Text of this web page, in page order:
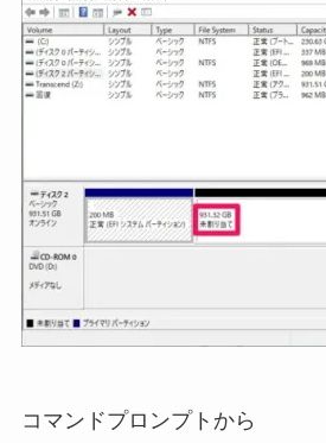
コマンドプロンプトから